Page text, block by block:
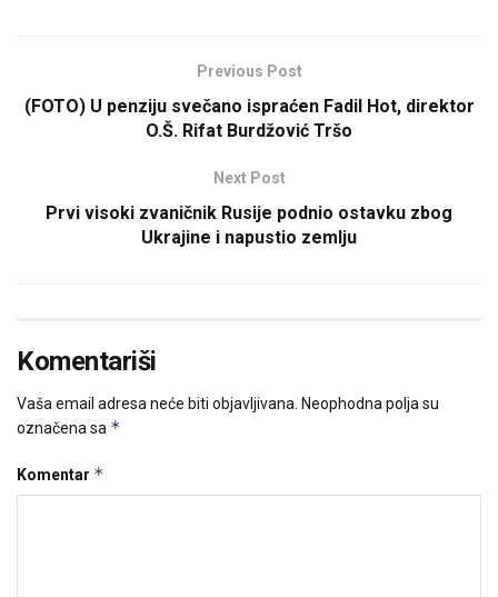
Previous Post
(FOTO) U penziju svečano ispraćen Fadil Hot, direktor
O.Š. Rifat Burdžović Tršo
Next Post
Prvi visoki zvaničnik Rusije podnio ostavku zbog
Ukrajine i napustio zemlju
Komentariši
Vaša email adresa neće biti objavljivana. Neophodna polja su
označena sa *
Komentar *